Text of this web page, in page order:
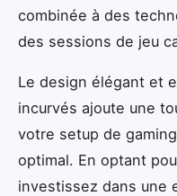
combinée à des
des sessions de jeu
Le design élégant et
incurvés ajoute une
votre setup de
optimal. En optant
investissez dans une